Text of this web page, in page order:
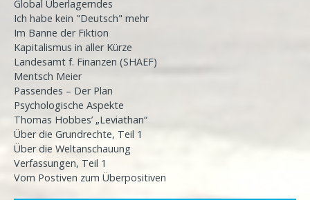
Global Überlagerndes
Ich habe kein "Deutsch" mehr
Im Banne der Fiktion
Kapitalismus in aller Kürze
Landesamt f. Finanzen (SHAEF)
Mentsch Meier
Passendes – Der Plan
Psychologische Aspekte
Thomas Hobbes’ „Leviathan“
Über die Grundrechte, Teil 1
Über die Weltanschauung
Verfassungen, Teil 1
Vom Postiven zum Überpositiven